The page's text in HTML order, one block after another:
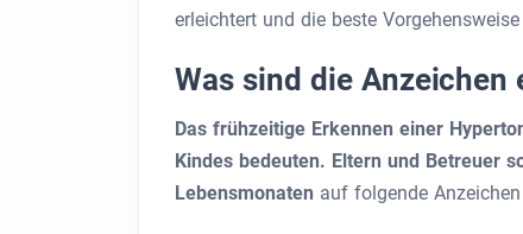
erleichtert und die beste
Was sind die Anzeichen
Das frühzeitige Erkennen einer
Kindes bedeuten. Eltern und Betreuer
Lebensmonaten auf folgende